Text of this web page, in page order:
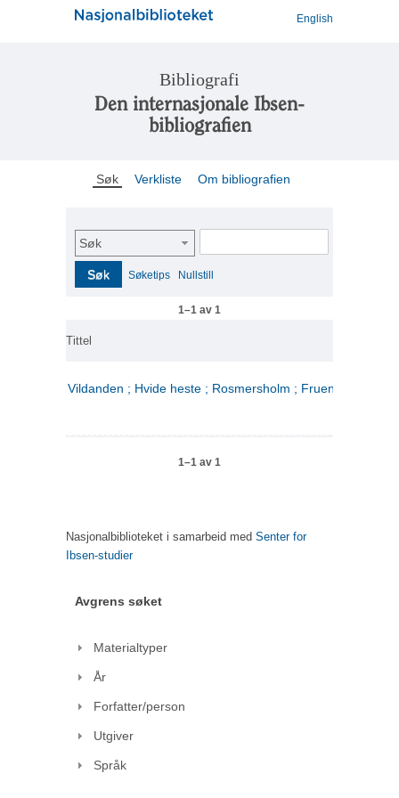
English
Bibliografi
Den internasjonale Ibsen-
bibliografien
Søk Verkliste Om bibliografien
Søk
Søk Søketips Nullstill
1–1 av 1
Tittel
Vildanden ; Hvide heste ; Rosmersholm ; Fruen fra havet
1–1 av 1
Nasjonalbiblioteket i samarbeid med Senter for
Ibsen-studier
Avgrens søket
Materialtyper
År
Forfatter/person
Utgiver
Språk